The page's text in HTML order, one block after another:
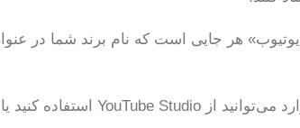
هر جایی است که نام برند شما در عنوان